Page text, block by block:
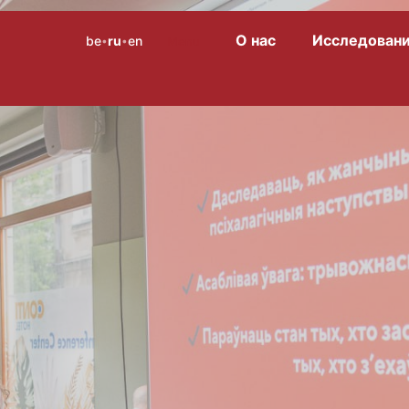
be•ru•en О нас